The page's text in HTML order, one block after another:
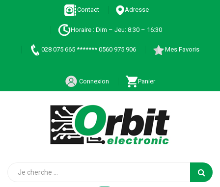
Contact Adresse
Horaire : Dim – Jeu: 8:30 – 16:30
028 075 665 ******* 0560 975 906 Mes Favoris
Connexion Panier